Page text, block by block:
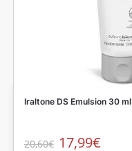
Iraltone DS Emulsion 30 ml
20,60€ 17,99€